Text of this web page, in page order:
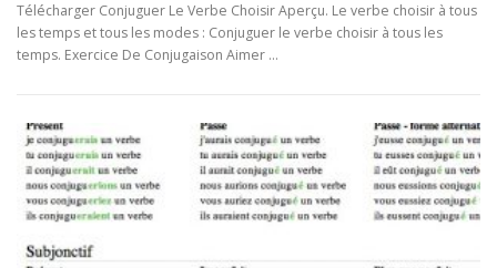
Télécharger Conjuguer Le Verbe Choisir Aperçu. Le verbe choisir à tous
les temps et tous les modes : Conjuguer le verbe choisir à tous les
temps. Exercice De Conjugaison Aimer …